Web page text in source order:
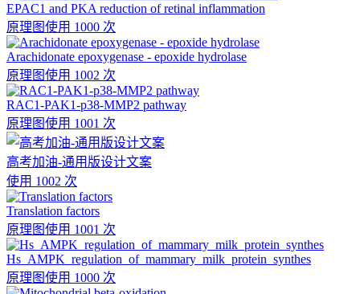
EPAC1 and PKA reduction of retinal inflammation
原理图使用 1000 次
Arachidonate epoxygenase - epoxide hydrolase
原理图使用 1002 次
RAC1-PAK1-p38-MMP2 pathway
原理图使用 1001 次
高考加油-通用版设计文案
使用 1002 次
Translation factors
原理图使用 1001 次
Hs_AMPK_regulation_of_mammary_milk_protein_synthes
原理图使用 1000 次